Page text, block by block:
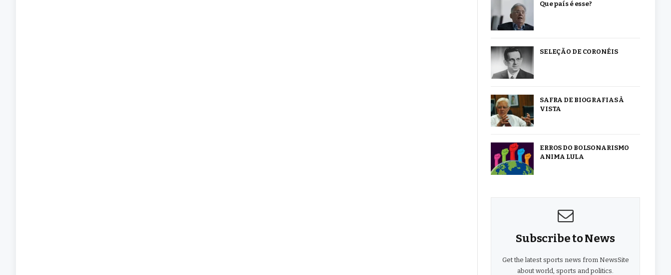
Que país é esse?
SELEÇÃO DE CORONÉIS
SAFRA DE BIOGRAFIAS À
VISTA
ERROS DO BOLSONARISMO
ANIMA LULA
Subscribe to News
Get the latest sports news from NewsSite
about world, sports and politics.